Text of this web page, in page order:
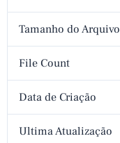
Tamanho do Arquivo
File Count
Data de Criação
Ultima Atualização